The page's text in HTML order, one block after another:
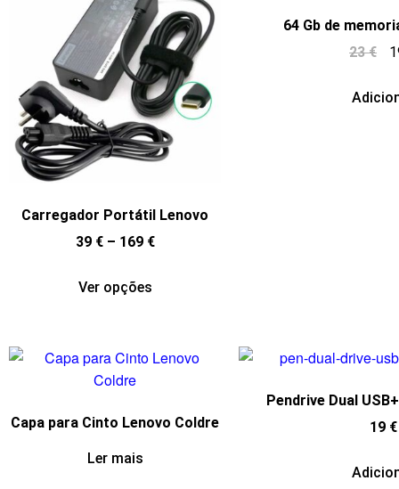
Carregador Portátil Lenovo
39 € – 169 €
Ver opções
64 Gb de
23€
Capa para Cinto Lenovo Coldre
Ler mais
Pendrive Dual
19 €